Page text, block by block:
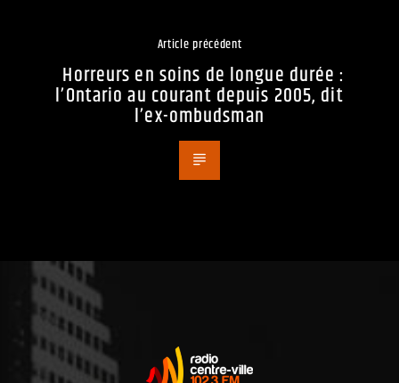
Article précédent
Horreurs en soins de longue durée :
l’Ontario au courant depuis 2005, dit
l’ex-ombudsman